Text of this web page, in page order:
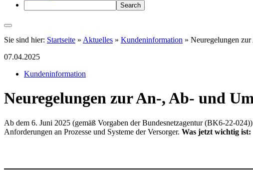
Sie sind hier: Startseite » Aktuelles » Kundeninformation » Neuregelungen
07.04.2025
Kundeninformation
Neuregelungen zur An-, Ab- und
Ab dem 6. Juni 2025 (gemäß Vorgaben der Bundesnetzagentur (BK6-22-
Anforderungen an Prozesse und Systeme der Versorger. Was jetzt wichtig ist: